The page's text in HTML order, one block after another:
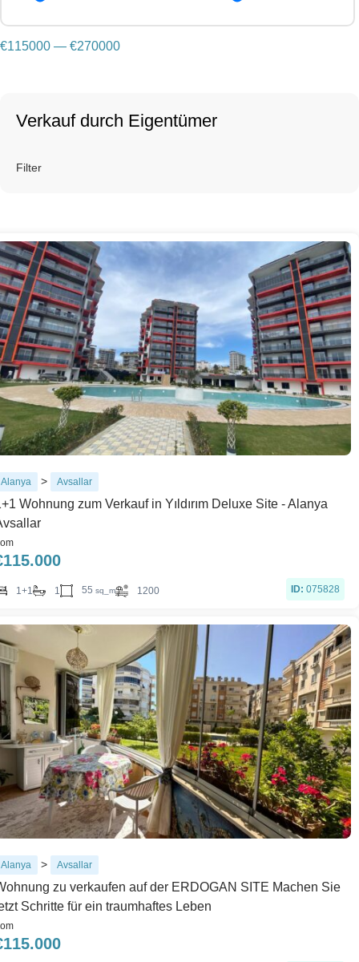
€115000 — €270000
Verkauf durch Eigentümer
Filter
Alanya > Avsallar
Wohnung zum Verkauf in Yıldırım Deluxe Site - Alanya
115.000
1+1 1 55 sq_m 1200 ID: 075828
Alanya > Avsallar
zu verkaufen auf der ERDOGAN SITE Machen Sie
Schritte für ein traumhaftes Leben
115.000